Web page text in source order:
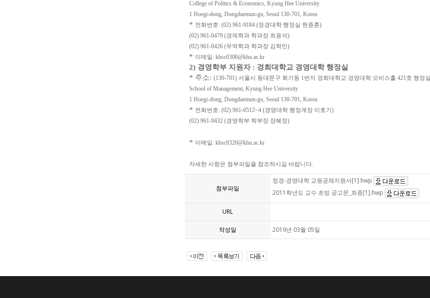
College of Politics & Economics, Kyung Hee University
1 Hoegi-dong, Dongdaemun-gu, Seoul 130-701, Korea
* 전화번호: (02) 961-9184 (정경대학 행정실 현종훈)
(02) 961-0479 (경제학과 학과장 최용석)
(02) 961-0426 (무역학과 학과장 김학민)
* 이메일: khsc0300@khu.ac.kr
2) 경영학부 지원자 : 경희대학교 경영대학 행정실
* 주소: (130-701) 서울시 동대문구 회기동 1번지 경희대학교 경영대학 오비스홀 421호 행정실
School of Management, Kyung Hee University
1 Hoegi-dong, Dongdaemun-gu, Seoul 130-701, Korea
* 전화번호: (02) 961-0512~4 (경영대학 행정계장 이호기)
(02) 961-9432 (경영학부 학부장 장혜정)
* 이메일: khsc0320@khu.ac.kr
자세한 사항은 첨부파일을 참조하시길 바랍니다.
첨부파일
정경-경영대학 교원공채지원서[1].hwp
2011학년도 교수 초빙 공고문_최종[1].hwp
URL
작성일 2019년 03월 05일